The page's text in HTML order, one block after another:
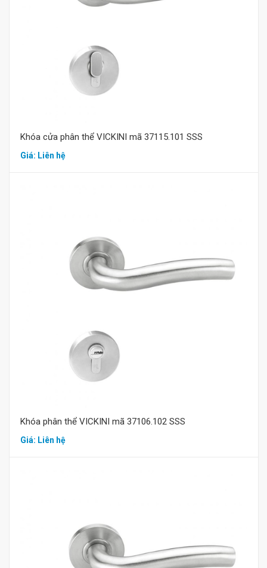
Khóa cửa phân thể VICKINI mã 37115.101 SSS
Giá: Liên hệ
Khóa phân thể VICKINI mã 37106.102 SSS
Giá: Liên hệ